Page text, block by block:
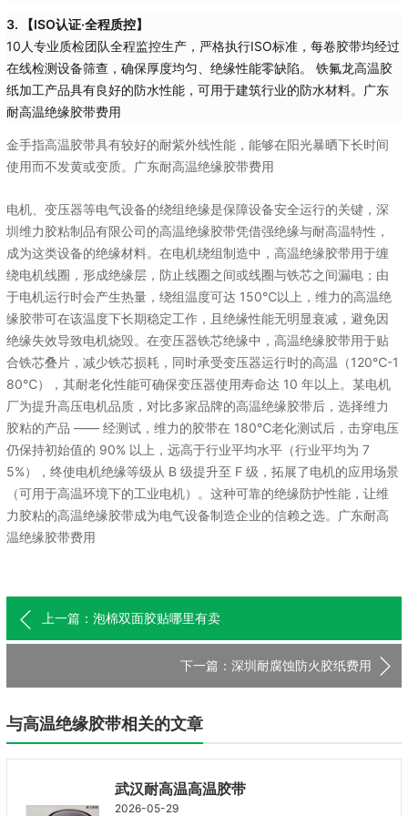
3. 【ISO认证·全程质控】
10人专业质检团队全程监控生产，严格执行ISO标准，每卷胶带均经过
在线检测设备筛查，确保厚度均匀、绝缘性能零缺陷。 铁氟龙高温胶
纸加工产品具有良好的防水性能，可用于建筑行业的防水材料。广东
耐高温绝缘胶带费用
金手指高温胶带具有较好的耐紫外线性能，能够在阳光暴晒下长时间
使用而不发黄或变质。广东耐高温绝缘胶带费用
电机、变压器等电气设备的绕组绝缘是保障设备安全运行的关键，深
圳维力胶粘制品有限公司的高温绝缘胶带凭借强绝缘与耐高温特性，
成为这类设备的绝缘材料。在电机绕组制造中，高温绝缘胶带用于缠
绕电机线圈，形成绝缘层，防止线圈之间或线圈与铁芯之间漏电；由
于电机运行时会产生热量，绕组温度可达 150℃以上，维力的高温绝
缘胶带可在该温度下长期稳定工作，且绝缘性能无明显衰减，避免因
绝缘失效导致电机烧毁。在变压器铁芯绝缘中，高温绝缘胶带用于贴
合铁芯叠片，减少铁芯损耗，同时承受变压器运行时的高温（120℃-1
80℃），其耐老化性能可确保变压器使用寿命达 10 年以上。某电机
厂为提升高压电机品质，对比多家品牌的高温绝缘胶带后，选择维力
胶粘的产品 —— 经测试，维力的胶带在 180℃老化测试后，击穿电压
仍保持初始值的 90% 以上，远高于行业平均水平（行业平均为 7
5%），终使电机绝缘等级从 B 级提升至 F 级，拓展了电机的应用场景
（可用于高温环境下的工业电机）。这种可靠的绝缘防护性能，让维
力胶粘的高温绝缘胶带成为电气设备制造企业的信赖之选。广东耐高
温绝缘胶带费用
上一篇：泡棉双面胶贴哪里有卖
下一篇：深圳耐腐蚀防火胶纸费用
与高温绝缘胶带相关的文章
武汉耐高温高温胶带
2026-05-29